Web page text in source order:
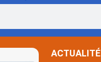
ACTUALITÉ